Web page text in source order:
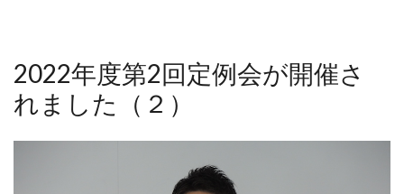
2022年度第2回定例会が開催さ
れました（２）